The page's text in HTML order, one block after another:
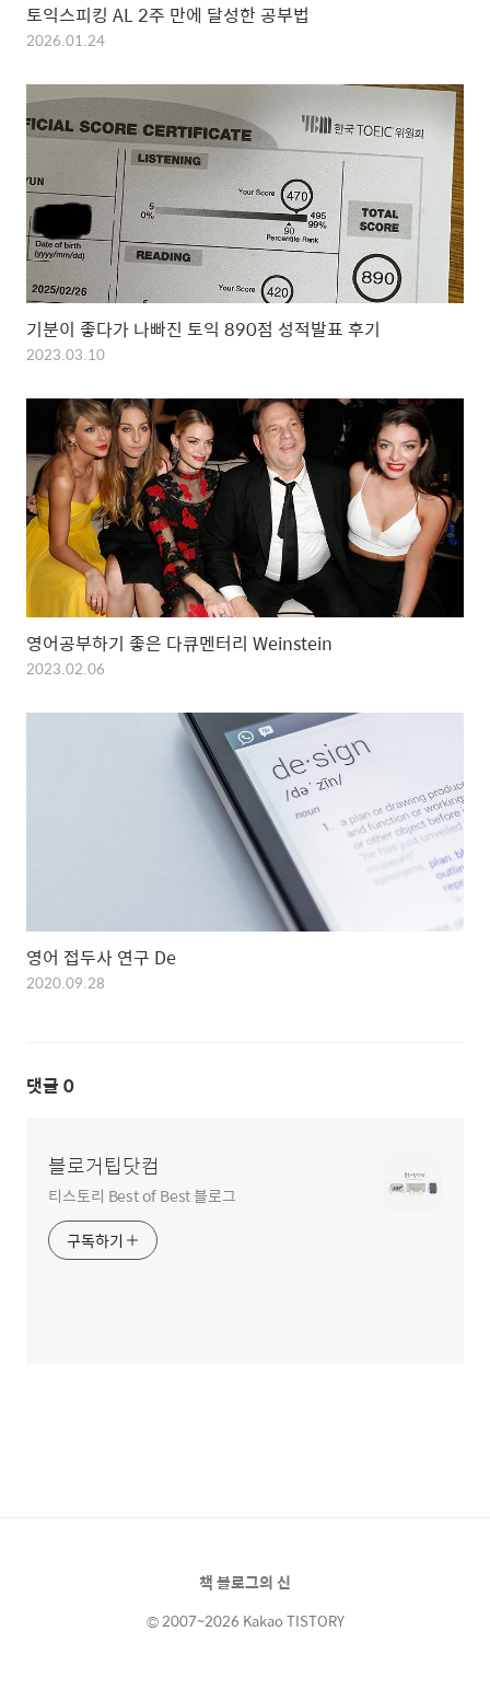
토익스피킹 AL 2주 만에 달성한 공부법
2026.01.24
기분이 좋다가 나빠진 토익 890점 성적발표 후기
2023.03.10
영어공부하기 좋은 다큐멘터리 Weinstein
2023.02.06
영어 접두사 연구 De
2020.09.28
댓글 0
블로거팁닷컴
티스토리 Best of Best 블로그
구독하기
책 블로그의 신
© 2007~2026 Kakao TISTORY